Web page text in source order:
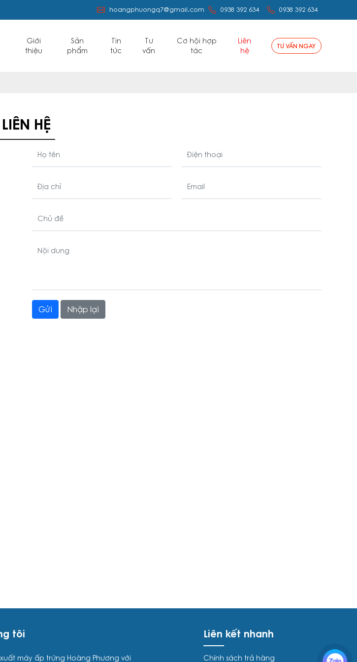
hoangphuongq7@gmail.com 0938 392 634 0938 392 634
Giới
thiệu
Sản
phẩm
Tin
tức
Tư
vấn
Cơ hội hợp
tác
Liên
hệ
TƯ VẤN NGAY
LIÊN HỆ
Họ tên Điện thoại
Địa chỉ Email
Chủ đề
Nội dung
tôi
máy ấp trứng Hoàng Phương với
Liên kết nhanh
Chính sách trả hàng